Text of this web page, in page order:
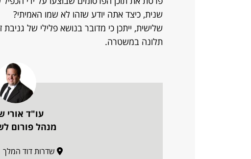
שנית, כיצד אתה יודע שזהו לא שמו האמיתי?
שלישית, ייתכן כי מדובר בנושא פלילי של
תלונה במשטרה.
עו"ד אורי
מנהל פורום
שדרות דוד המלך 1, תל אביב